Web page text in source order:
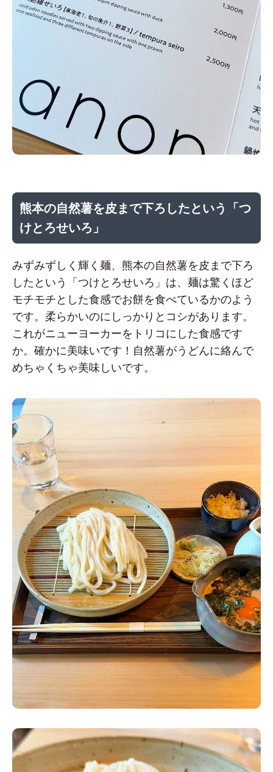
熊本の自然薯を皮まで下ろしたという「つ
けとろせいろ」
みずみずしく輝く麺、熊本の自然薯を皮まで下ろ
したという「つけとろせいろ」は、麺は驚くほど
モチモチとした食感でお餅を食べているかのよう
です。柔らかいのにしっかりとコシがあります。
これがニューヨーカーをトリコにした食感です
か。確かに美味いです！自然薯がうどんに絡んで
めちゃくちゃ美味しいです。